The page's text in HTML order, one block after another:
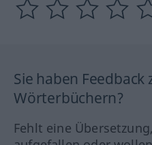
Sie haben
Wörterbüchern?
Fehlt eine